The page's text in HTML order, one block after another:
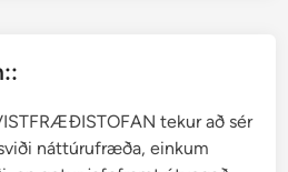
tekur að sér
náttúrufræða, einkum